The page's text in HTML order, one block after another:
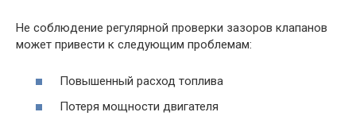
Не соблюдение регулярной проверки зазоров клапанов
может привести к следующим проблемам:
Повышенный расход топлива
Потеря мощности двигателя